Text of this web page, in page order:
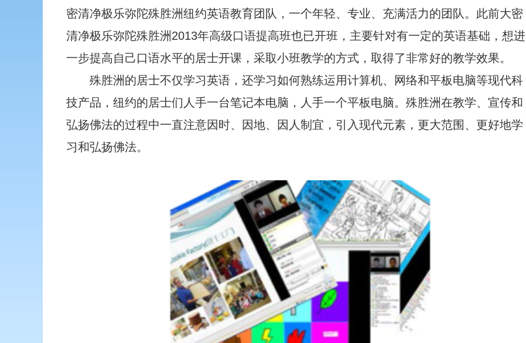
[舞蹈]观音菩萨如秋月
密清净极乐弥陀殊胜洲纽约英语教育团队，一个年轻、专业、充满活力的团队。此前大密
清净极乐弥陀殊胜洲2013年高级口语提高班也已开班，主要针对有一定的英语基础，想进
一步提高自己口语水平的居士开课，采取小班教学的方式，取得了非常好的教学效果。
殊胜洲的居士不仅学习英语，还学习如何熟练运用计算机、网络和平板电脑等现代科
技产品，纽约的居士们人手一台笔记本电脑，人手一个平板电脑。殊胜洲在教学、宣传和
弘扬佛法的过程中一直注意因时、因地、因人制宜，引入现代元素，更大范围、更好地学
习和弘扬佛法。